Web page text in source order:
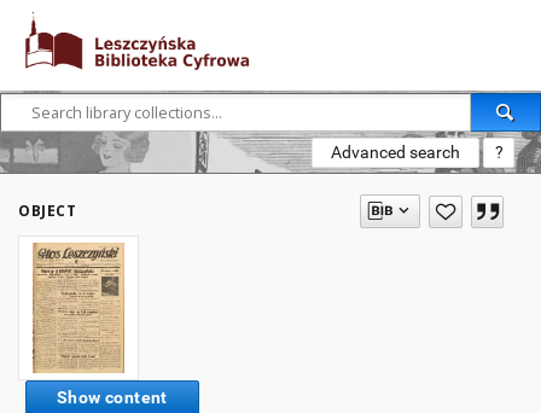
Advanced search ?
OBJECT
Show content